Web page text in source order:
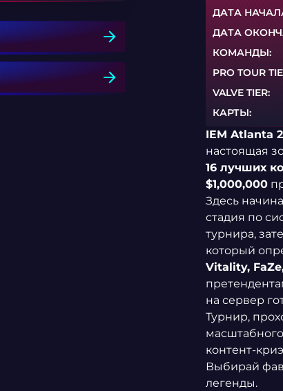
ДАТА
ДАТА
КОМАНДЫ:
PRO TOUR
VALVE TIER:
КАРТЫ:
IEM Atlanta
настоящая
16 лучших
$1,000,000
Здесь
стадия по
турнира,
который
Vitality,
на сервер
Турнир,
контент-
Выбирай
легенды.